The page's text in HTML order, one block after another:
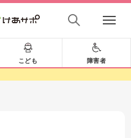
こども 障害者